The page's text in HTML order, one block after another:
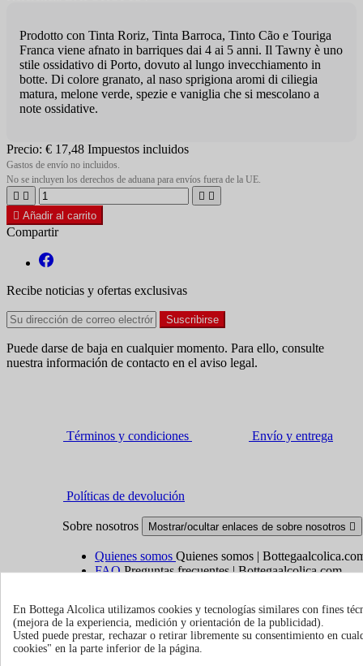
Prodotto con Tinta Roriz, Tinta Barroca, Tinto Cão e Touriga
Franca viene afnato in barriques dai 4 ai 5 anni. Il Tawny è uno
stile ossidativo di Porto, dovuto al lungo invecchiamento in
botte. Di colore granato, al naso sprigiona aromi di ciliegia
matura, melone verde, spezie e vaniglia che si mescolano a
note ossidative.
Precio: € 17,48 Impuestos incluidos
Gastos de envío no incluidos.
No se incluyen los derechos de aduana para envíos fuera de la UE.
   
 Añadir al carrito
Compartir
Recibe noticias y ofertas exclusivas
Puede darse de baja en cualquier momento. Para ello, consulte
nuestra información de contacto en el aviso legal.
Términos y condiciones Envío y entrega
Políticas de devolución
Sobre nosotros Mostrar/ocultar enlaces de sobre nosotros 
Quienes somos Quienes somos |
FAQPreguntas frecuentes | Bottegaalcolica.com
Información Mostrar/ocultar enlaces de información 
Cookie policy
En Bottega Alcolica utilizamos cookies y tecnologías similares con fines
(mejora de la experiencia, medición y orientación de la publicidad).
Usted puede prestar, rechazar o retirar libremente su consentimiento en
cookies" en la parte inferior de la página.